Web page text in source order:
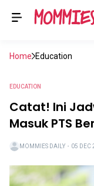
Home Education
EDUCATION
Catat! Ini
Masuk PTS
MOMMIES DAILY ・ 05 DEC